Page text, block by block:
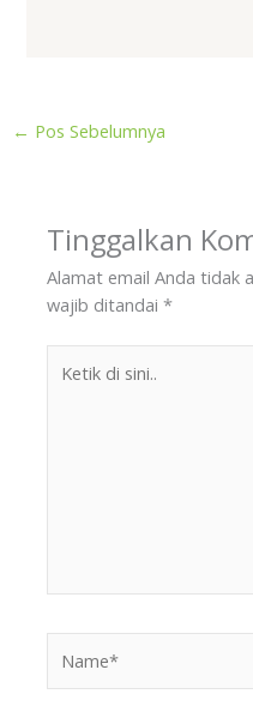
← Pos Sebelumnya
Tinggalkan
Alamat email Anda tidak
wajib ditandai*